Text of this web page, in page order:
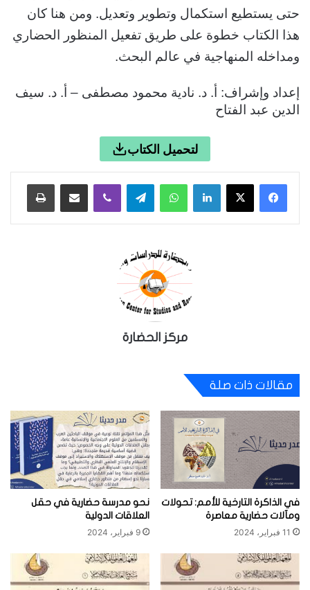
حتى يستطيع استكمال وتطوير وتعديل. ومن هنا كان
هذا الكتاب خطوة على طريق تفعيل المنظور الحضاري
ومداخله المنهاجية في عالم البحث.
إعداد وإشراف: أ. د. نادية محمود مصطفى – أ. د. سيف
الدين عبد الفتاح
لتحميل الكتاب
لينكدإن واتساب تيلقرام ڤايبر مشاركة عبر البريد طباعة
مركز الحضارة
مقالات ذات صلة
في الذاكرة التارخية للأمم: تحولات
ومآلات حضارية معاصرة
11 فبراير، 2024
نحو مدرسة حضارية في حقل
العلاقات الدولية
9 فبراير، 2024